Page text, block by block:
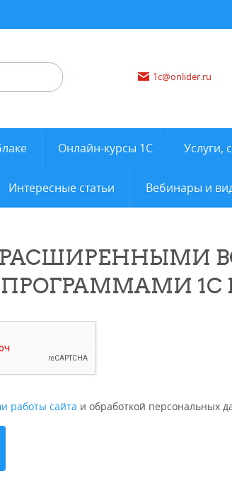
1c@onlider.ru
Онлайн-курсы 1С Услуги,
Интересные статьи Вебинары и
РАСШИРЕННЫМИ
1С
работы сайта и обработкой персональных